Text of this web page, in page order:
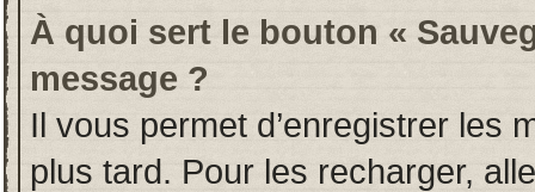
À quoi sert le bouton «
message ?
Il vous permet d’enregistrer les
plus tard. Pour les recharger,